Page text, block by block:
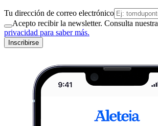
Tu dirección de correo electrónico
Acepto recibir la newsletter. Consulta nuestra
privacidad para saber más.
Inscribirse